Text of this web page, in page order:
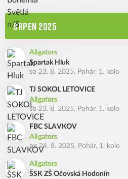
SRPEN 2025
Aligators
Spartak Hluk
so 23. 8. 2025, Pohár, 1. kolo
TJ SOKOL LETOVICE
Aligators
so 23. 8. 2025, Pohár, 1. kolo
FBC SLAVKOV
Aligators
ne 24. 8. 2025, Pohár, 1. kolo
Aligators
ŠSK ZŠ Očovská Hodonín